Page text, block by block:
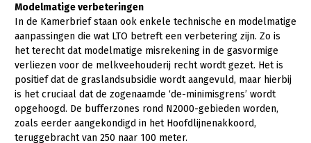
Modelmatige verbeteringen
In de Kamerbrief staan ook enkele technische en modelmatige
aanpassingen die wat LTO betreft een verbetering zijn. Zo is
het terecht dat modelmatige misrekening in de gasvormige
verliezen voor de melkveehouderij recht wordt gezet. Het is
positief dat de graslandsubsidie wordt aangevuld, maar hierbij
is het cruciaal dat de zogenaamde ‘de-minimisgrens’ wordt
opgehoogd. De bufferzones rond N2000-gebieden worden,
zoals eerder aangekondigd in het Hoofdlijnenakkoord,
teruggebracht van 250 naar 100 meter.